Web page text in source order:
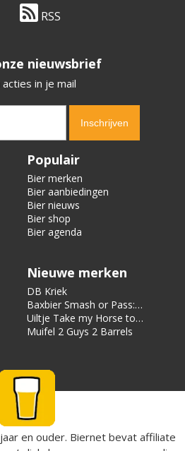
RSS
nieuwsbrief
in je mail
Populair
Bier merken
Bier aanbiedingen
Bier nieuws
Bier shop
Bier agenda
Nieuwe merken
DB Kriek
Baxbier Smash or Pass:
Strata
Uiltje Take my Horse to
the Hotel Room
Muifel 2 Guys 2 Barrels
en ouder. Biernet bevat affiliate